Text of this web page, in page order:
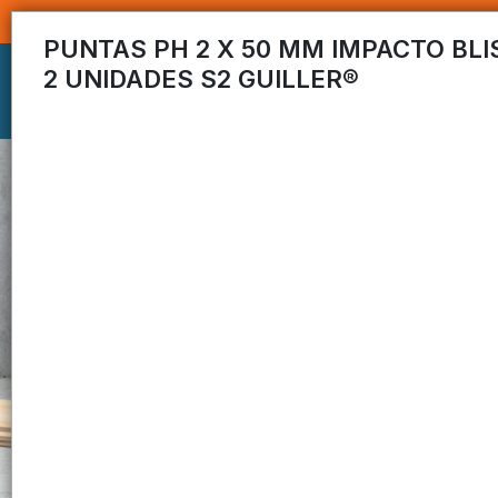
PUNTAS PH 2 X 50 MM IMPACTO
2 UNIDADES S2 GUILLER®